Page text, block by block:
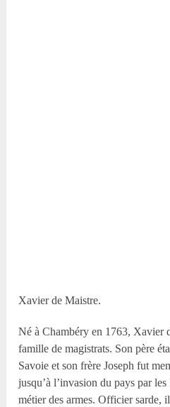
Xavier de Maistre.
Né à Chambéry en 1763, Xavier
famille de magistrats. Son père
Savoie et son frère Joseph fut
jusqu’à l’invasion du pays par
métier des armes. Officier sarde,